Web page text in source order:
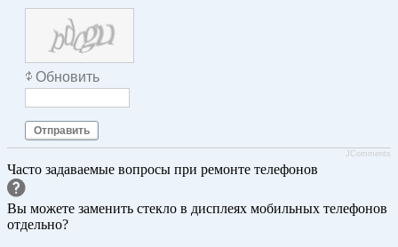
Обновить
Отправить
JComments
Часто задаваемые вопросы при ремонте телефонов
Вы можете заменить стекло в дисплеях мобильных телефонов
отдельно?